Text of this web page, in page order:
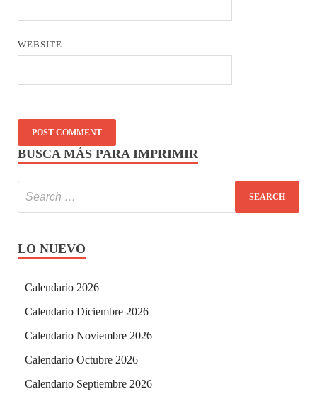
WEBSITE
BUSCA MÁS PARA IMPRIMIR
LO NUEVO
Calendario 2026
Calendario Diciembre 2026
Calendario Noviembre 2026
Calendario Octubre 2026
Calendario Septiembre 2026